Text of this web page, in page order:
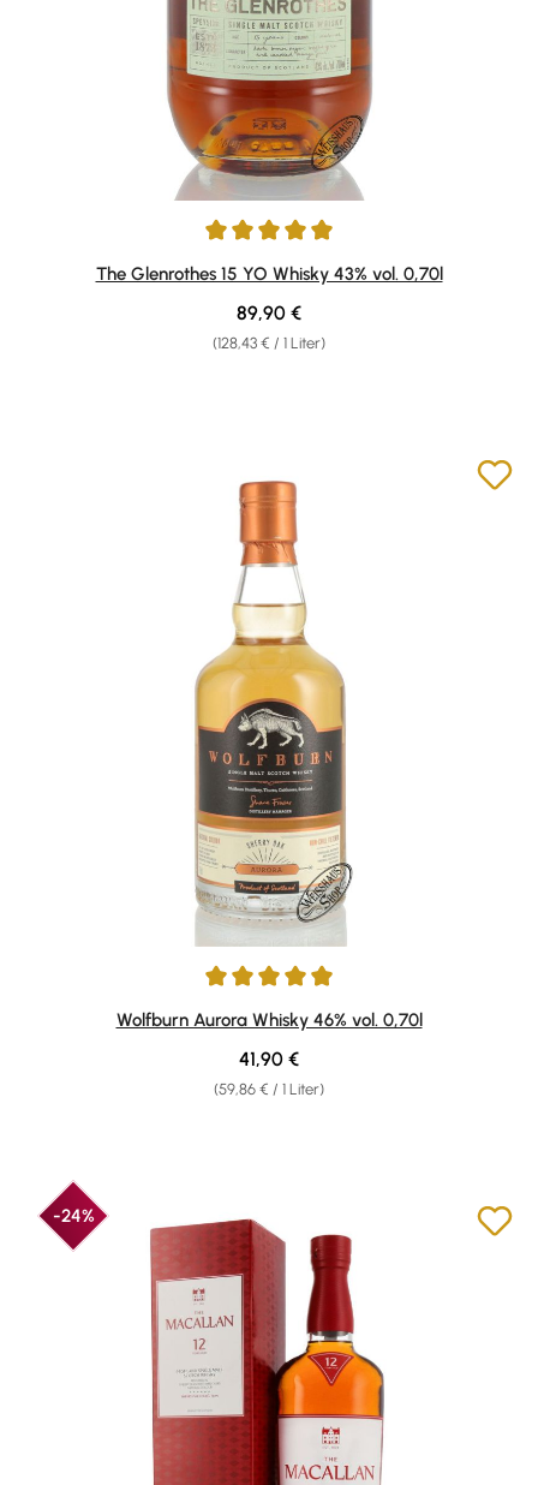
Durchschnittliche Bewertung von 5 von 5 Sternen
The Glenrothes 15 YO Whisky 43% vol. 0,70l
(128,43 € / 1 Liter)
Regulärer Preis:
89,90 €
Durchschnittliche Bewertung von 4.9 von 5 Sternen
Wolfburn Aurora Whisky 46% vol. 0,70l
(59,86 € / 1 Liter)
Regulärer Preis:
41,90 €
-24%